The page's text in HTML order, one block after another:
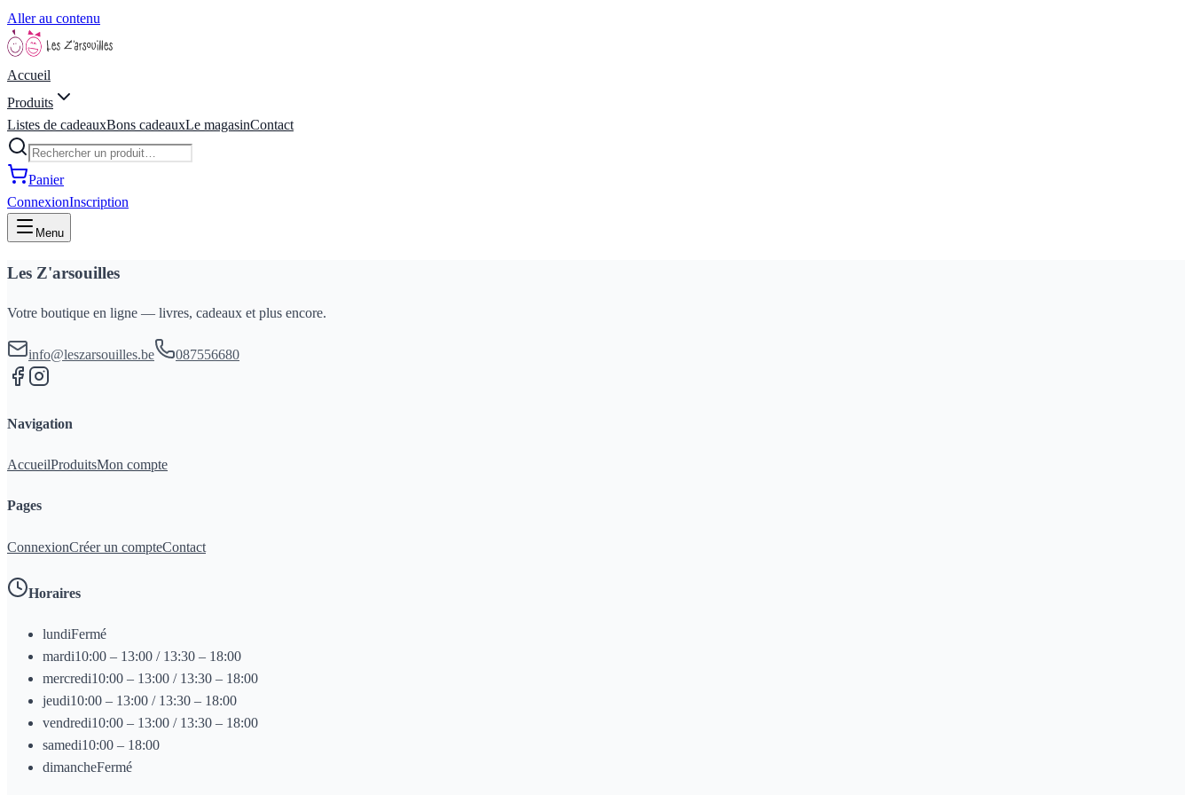
Aller au contenu
Accueil
Produits
Listes de cadeauxBons cadeauxLe magasinContact
Panier
ConnexionInscription
Menu
Les Z'arsouilles
Votre boutique en ligne — livres, cadeaux et plus encore.
info@leszarsouilles.be 087556680
Navigation
AccueilProduitsMon compte
Pages
ConnexionCréer un compteContact
Horaires
lundiFermé
mardi10:00 – 13:00 / 13:30 – 18:00
mercredi10:00 – 13:00 / 13:30 – 18:00
jeudi10:00 – 13:00 / 13:30 – 18:00
vendredi10:00 – 13:00 / 13:30 – 18:00
samedi10:00 – 18:00
dimancheFermé